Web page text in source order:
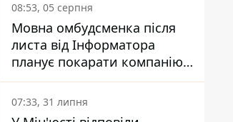
08:53, 05 серпня
Мовна омбудсменка після
листа від Інформатора
планує покарати компанію-
підрядника ПриватБанку
07:33, 31 липня